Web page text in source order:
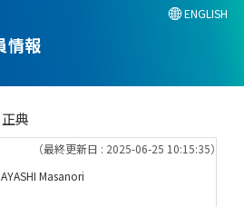
情報
ENGLISH
典
（最終更新日 : 2025-06-25 10:15:35）
Masanori